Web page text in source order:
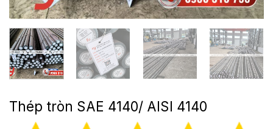
Thép tròn SAE 4140/ AISI 4140